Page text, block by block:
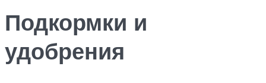
Подкормки и
удобрения